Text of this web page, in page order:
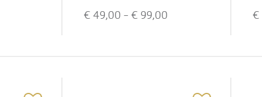
€ 49,00 - € 99,00 €